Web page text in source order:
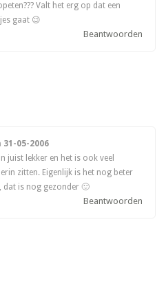
Valt het erg op dat een
gaat 😉
Beantwoorden
31-05-2006
juist lekker en het is ook veel
zitten. Eigenlijk is het nog beter
dat is nog gezonder 🙂
Beantwoorden